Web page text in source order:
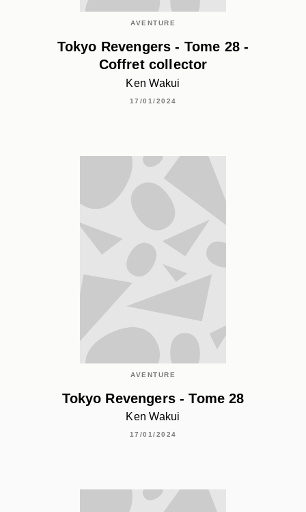
AVENTURE
Tokyo Revengers - Tome 28 -
Coffret collector
Ken Wakui
17/01/2024
AVENTURE
Tokyo Revengers - Tome 28
Ken Wakui
17/01/2024